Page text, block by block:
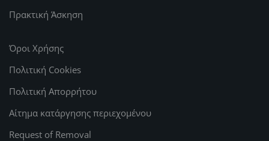
Πρακτική Άσκηση
Όροι Χρήσης
Πολιτική Cookies
Πολιτική Απορρήτου
Αίτημα κατάργησης περιεχομένου
Request of Removal